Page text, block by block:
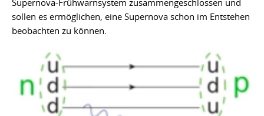
sollen es ermöglichen, eine Supernova schon im Entstehen
beobachten zu können.